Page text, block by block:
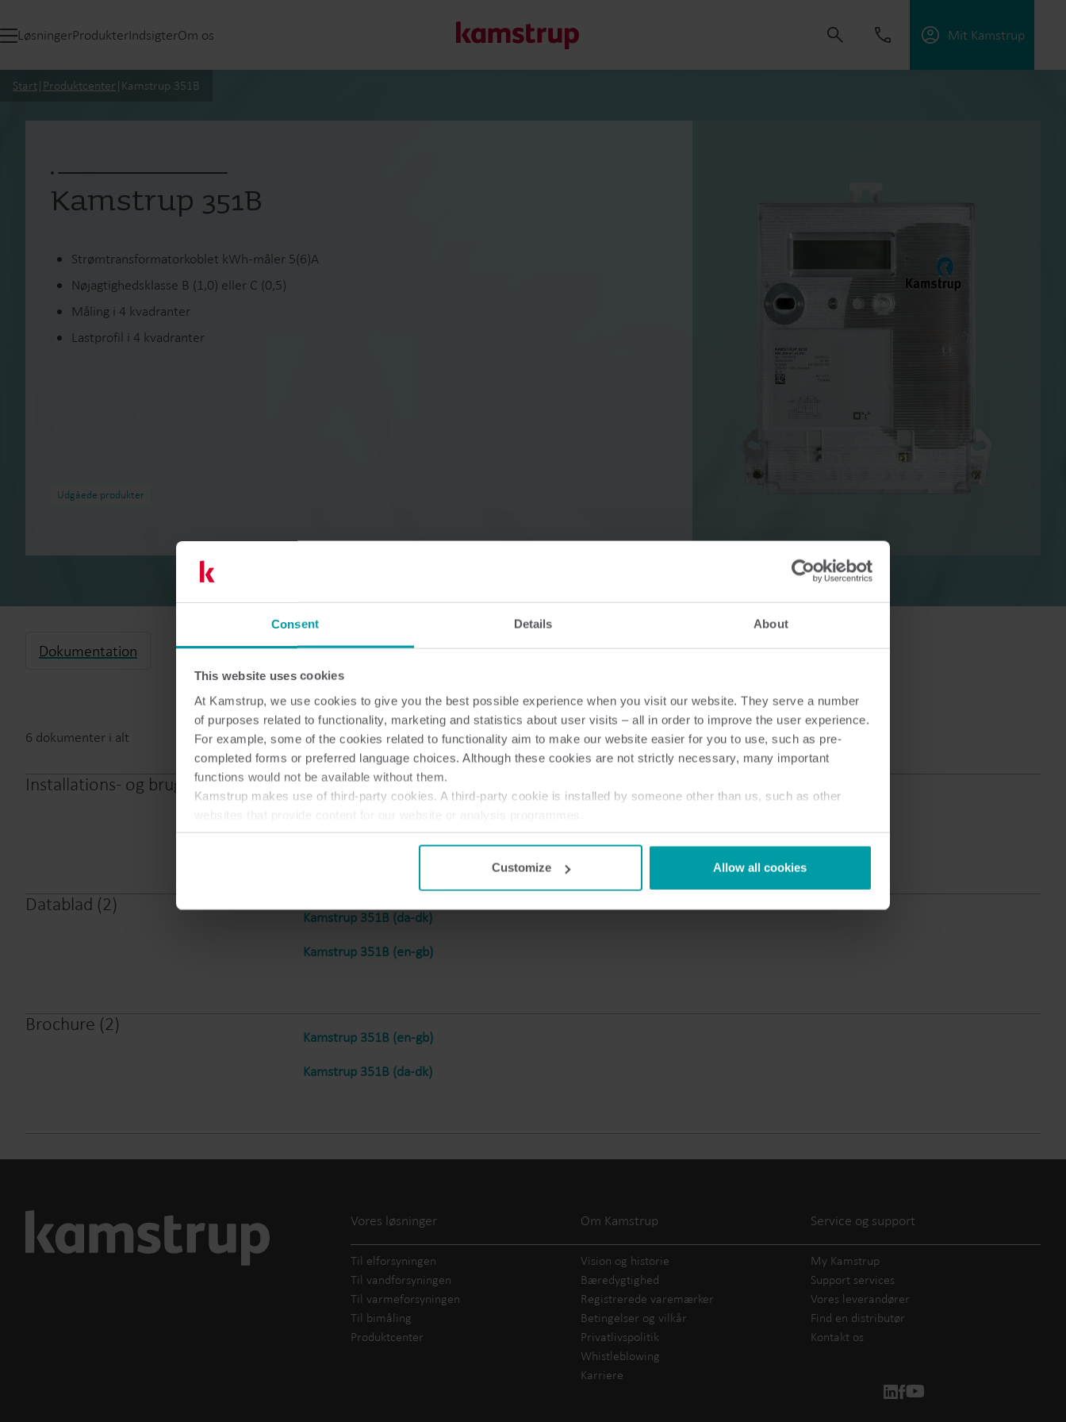
Consent Details About
This website uses cookies
At Kamstrup, we use cookies to give you the best possible experience when you visit our website. They serve a number
of purposes related to functionality, marketing and statistics about user visits – all in order to improve the user experience.
For example, some of the cookies related to functionality aim to make our website easier for you to use, such as pre-
completed forms or preferred language choices. Although these cookies are not strictly necessary, many important
functions would not be available without them.
Kamstrup makes use of third-party cookies. A third-party cookie is installed by someone other than us, such as other
websites that provide content for our website or analysis programmes.
You can at any time change or withdraw your consent from the Cookie Declarationhere.
Customize Allow all cookies
LøsningerProdukterIndsigterOm os Mit Kamstrup
El-løsninger
Bimålerløsninger
Bimålerløsninger til præcis overvågning og
effektiv ressourcehåndtering.
Produktcenter
Find dybdegående indsigt og ressourcer til alle
vores innovative løsninger i produktcentret.
Start| Produktcenter | Kamstrup 351B
Kamstrup 351B
Strømtransformatorkoblet kWh-måler 5(6)A
Nøjagtighedsklasse B (1,0) eller C (0,5)
Måling i 4 kvadranter
Lastprofil i 4 kvadranter
Udgåede produkter
Dokumentation
6 dokumenter i alt
Installations- og brugervejledning(2)
Kamstrup 351B (da-dk)
Kamstrup 351B (en-gb)
Datablad (2)
Kamstrup 351B (da-dk)
Kamstrup 351B (en-gb)
Brochure (2)
Kamstrup 351B (en-gb)
Kamstrup 351B (da-dk)
Vores løsninger
Til elforsyningen
Til vandforsyningen
Til varmeforsyningen
Til bimåling
Produktcenter
Om Kamstrup
Vision og historie
Bæredygtighed
Registrerede varemærker
Betingelser og vilkår
Privatlivspolitik
Whistleblowing
Karriere
Service og support
My Kamstrup
Support services
Vores leverandører
Find en distributør
Kontakt os